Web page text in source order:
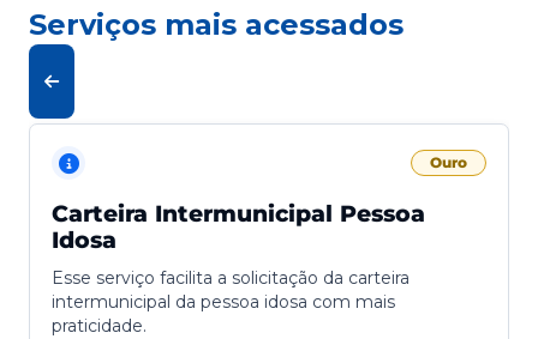
Serviços mais acessados
Ouro
Carteira Intermunicipal Pessoa
Idosa
Esse serviço facilita a solicitação da carteira
intermunicipal da pessoa idosa com mais
praticidade.